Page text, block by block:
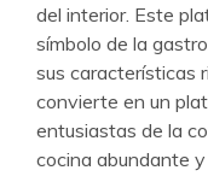
del interior. Este
símbolo de la
sus características
convierte en un
entusiastas de la
cocina abundante